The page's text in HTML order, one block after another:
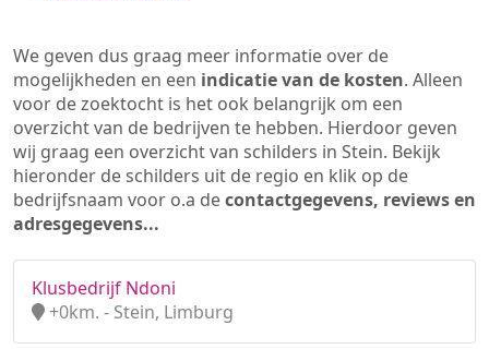
We geven dus graag meer informatie over de
mogelijkheden en een indicatie van de kosten. Alleen
voor de zoektocht is het ook belangrijk om een
overzicht van de bedrijven te hebben. Hierdoor geven
wij graag een overzicht van schilders in Stein. Bekijk
hieronder de schilders uit de regio en klik op de
bedrijfsnaam voor o.a decontactgegevens, reviews en
adresgegevens...
Klusbedrijf Ndoni
+0km. - Stein, Limburg